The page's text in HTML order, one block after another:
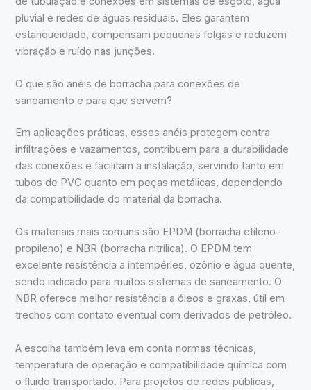
pluvial e redes de águas residuais. Eles garantem
estanqueidade, compensam pequenas folgas e reduzem
vibração e ruído nas junções.
O que são anéis de borracha para conexões de
saneamento e para que servem?
Em aplicações práticas, esses anéis protegem contra
infiltrações e vazamentos, contribuem para a durabilidade
das conexões e facilitam a instalação, servindo tanto em
tubos de PVC quanto em peças metálicas, dependendo
da compatibilidade do material da borracha.
Os materiais mais comuns são EPDM (borracha etileno-
propileno) e NBR (borracha nitrílica). O EPDM tem
excelente resistência a intempéries, ozônio e água quente,
sendo indicado para muitos sistemas de saneamento. O
NBR oferece melhor resistência a óleos e graxas, útil em
trechos com contato eventual com derivados de petróleo.
A escolha também leva em conta normas técnicas,
temperatura de operação e compatibilidade química com
o fluido transportado. Para projetos de redes públicas,